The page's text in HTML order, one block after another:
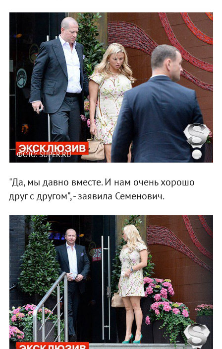
ФОТО: SUPER.RU
"Да, мы давно вместе. И нам очень хорошо
друг с другом", - заявила Семенович.